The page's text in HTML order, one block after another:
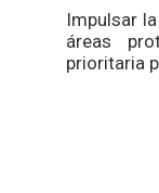
Impulsar
áreas
prioritaria